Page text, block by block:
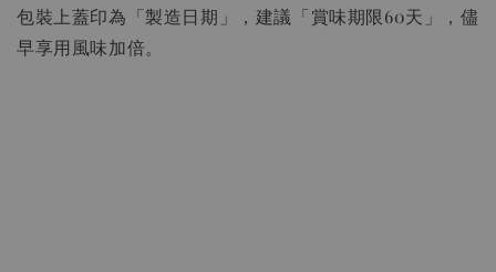
包裝上蓋印為「製造日期」，建議「賞味期限60天」，儘
早享用風味加倍。